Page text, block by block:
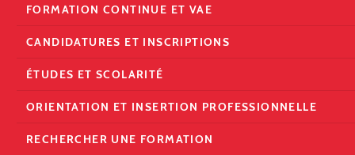
FORMATION CONTINUE ET VAE
CANDIDATURES ET INSCRIPTIONS
ÉTUDES ET SCOLARITÉ
ORIENTATION ET INSERTION PROFESSIONNELLE
RECHERCHER UNE FORMATION